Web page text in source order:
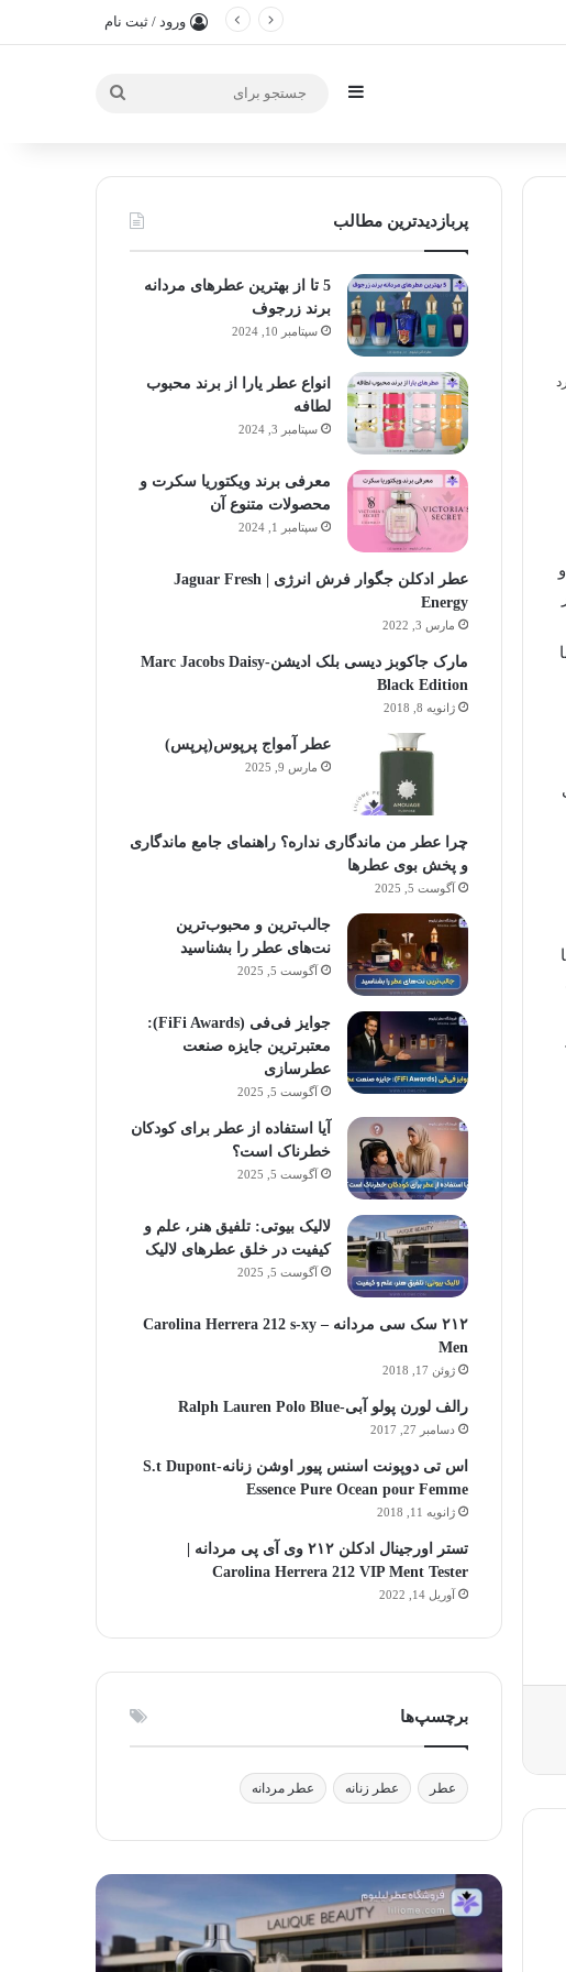
ورود / ثبت نام
سایدبار جستجو
پربازدیدترین مطالب
5 تا از بهترین عطرهای مردانه
برند زرجوف
سپتامبر 10, 2024
انواع عطر یارا از برند محبوب
لطافه
سپتامبر 3, 2024
معرفی برند ویکتوریا سکرت و
محصولات متنوع آن
سپتامبر 1, 2024
عطر ادکلن جگوار فرش انرژی | Jaguar Fresh
Energy
مارس 3, 2022
مارک جاکوبز دیسی بلک ادیشن-Marc Jacobs Daisy
Black Edition
ژانویه 8, 2018
عطر آمواج پرپوس(پرپس)
مارس 9, 2025
چرا عطر من ماندگاری نداره؟ راهنمای جامع ماندگاری
و پخش بوی عطرها
آگوست 5, 2025
جالب‌ترین و محبوب‌ترین
نت‌های عطر را بشناسید
آگوست 5, 2025
جوایز فی‌فی (FiFi Awards):
معتبرترین جایزه صنعت
عطرسازی
آگوست 5, 2025
آیا استفاده از عطر برای کودکان
خطرناک است؟
آگوست 5, 2025
لالیک بیوتی: تلفیق هنر، علم و
کیفیت در خلق عطرهای لالیک
آگوست 5, 2025
۲۱۲ سک سی مردانه – Carolina Herrera 212 s-xy
Men
ژوئن 17, 2018
رالف لورن پولو آبی-Ralph Lauren Polo Blue
دسامبر 27, 2017
اس تی دوپونت اسنس پیور اوشن زنانه-S.t Dupont
Essence Pure Ocean pour Femme
ژانویه 11, 2018
تستر اورجینال ادکلن ۲۱۲ وی آی پی مردانه |
Carolina Herrera 212 VIP Ment Tester
آوریل 14, 2022
برچسپ‌ها
عطر عطر زنانه عطر مردانه
لالیک
بیوتی:
هنر،
آیا
عطر